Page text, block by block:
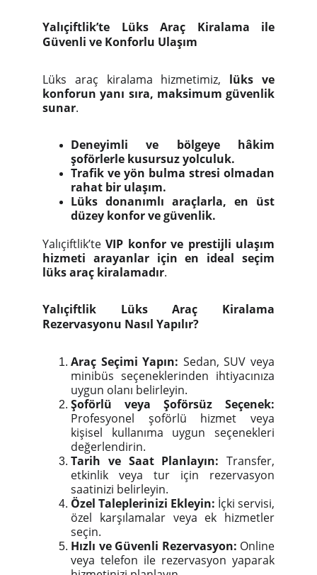
Yalıçiftlik’te Lüks Araç Kiralama ile
Güvenli ve Konforlu Ulaşım
Lüks araç kiralama hizmetimiz, lüks ve
konforun yanı sıra, maksimum güvenlik
sunar.
Deneyimli ve bölgeye hâkim
şoförlerle kusursuz yolculuk.
Trafik ve yön bulma stresi olmadan
rahat bir ulaşım.
Lüks donanımlı araçlarla, en üst
düzey konfor ve güvenlik.
Yalıçiftlik’teVIP konfor ve prestijli ulaşım
hizmeti arayanlar için en ideal seçim
lüks araç kiralamadır.
Yalıçiftlik Lüks Araç Kiralama
Rezervasyonu Nasıl Yapılır?
Araç Seçimi Yapın: Sedan, SUV veya
minibüs seçeneklerinden ihtiyacınıza
uygun olanı belirleyin.
Şoförlü veya Şoförsüz Seçenek:
Profesyonel şoförlü hizmet veya
kişisel kullanıma uygun seçenekleri
değerlendirin.
Tarih ve Saat Planlayın: Transfer,
etkinlik veya tur için rezervasyon
saatinizi belirleyin.
Özel Taleplerinizi Ekleyin: İçki servisi,
özel karşılamalar veya ek hizmetler
seçin.
Hızlı ve Güvenli Rezervasyon: Online
veya telefon ile rezervasyon yaparak